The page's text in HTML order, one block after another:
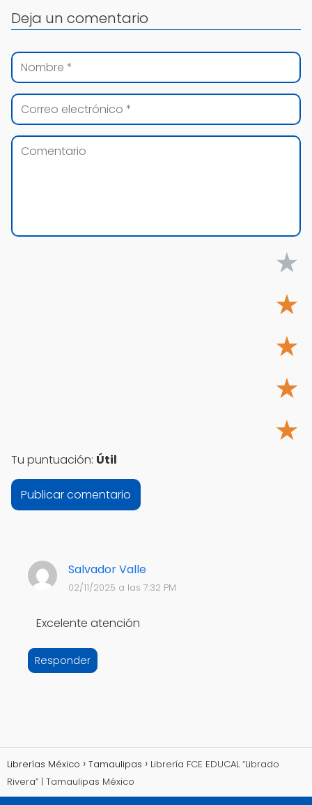
Salvador Valle
02/11/2025 a las 7:32 PM
Excelente atención
Responder
Deja un comentario
★
★
★
★
★
Tu puntuación: Útil
Librerías México Tamaulipas
Librería FCE EDUCAL “Librado
Rivera” | Tamaulipas México